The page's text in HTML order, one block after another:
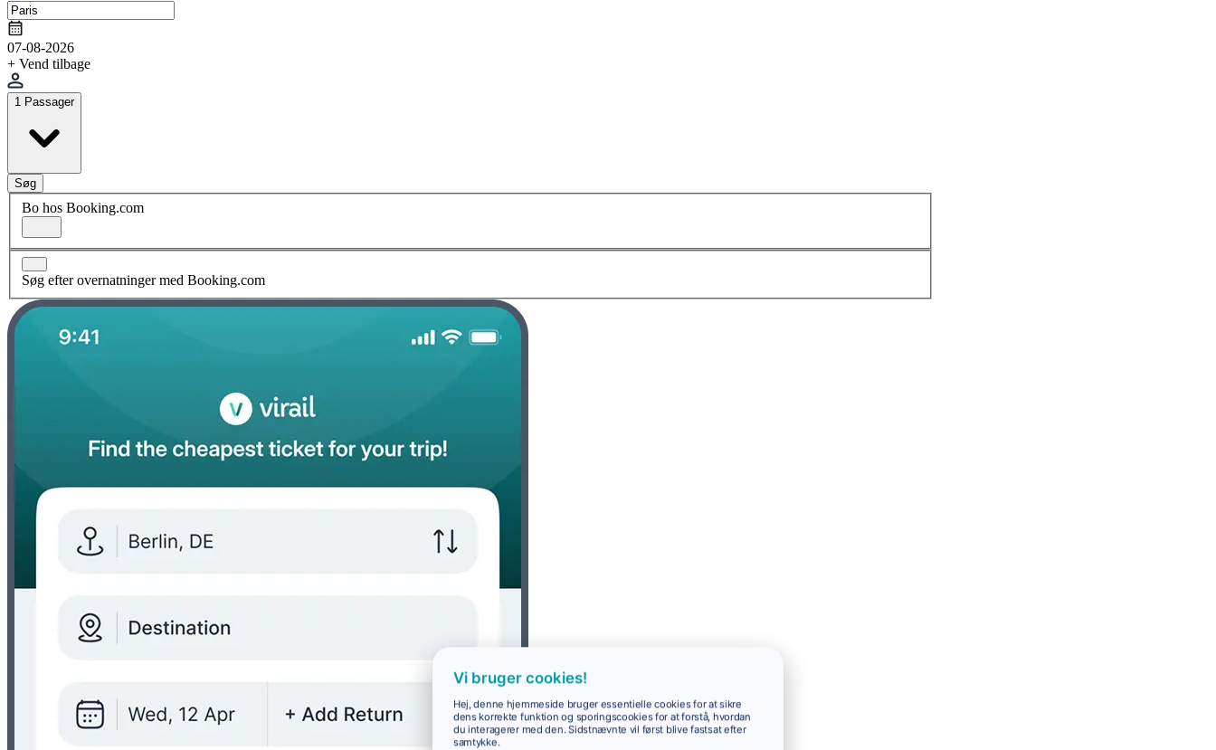
07-08-2026
+ Vend tilbage
1 Passager
Søg
Bo hos Booking.com
Søg efter overnatninger med Booking.com
Vi bruger cookies!
Hej, denne hjemmeside bruger essentielle cookies for at sikre
dens korrekte funktion og sporingscookies for at forstå, hvordan
du interagerer med den. Sidstnævnte vil først blive fastsat efter
samtykke.